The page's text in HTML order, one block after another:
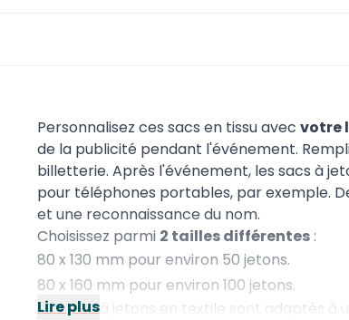
Personnalisez ces sacs en tissu avecvotre
de la publicité pendant l'événement.
billetterie. Après l'événement, les sacs à
pour téléphones portables, par exemple.
et une reconnaissance du nom.
Choisissez parmi 2 tailles différentes:
80 x 130 mm pour environ 50 jetons.
80 x 160 mm pour environ 100 jetons.
Les sacs à jetons en textile sont adaptés à
Lire plus